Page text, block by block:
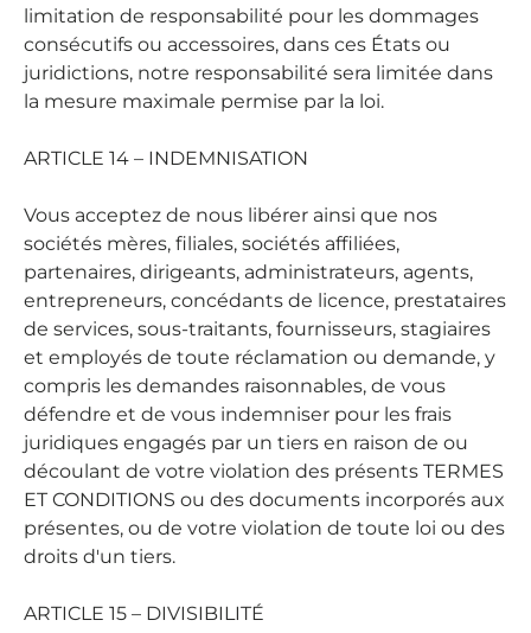
limitation de responsabilité pour les dommages
consécutifs ou accessoires, dans ces États ou
juridictions, notre responsabilité sera limitée dans
la mesure maximale permise par la loi.
ARTICLE 14 – INDEMNISATION
Vous acceptez de nous libérer ainsi que nos
sociétés mères, filiales, sociétés affiliées,
partenaires, dirigeants, administrateurs, agents,
entrepreneurs, concédants de licence, prestataires
de services, sous-traitants, fournisseurs, stagiaires
et employés de toute réclamation ou demande, y
compris les demandes raisonnables, de vous
défendre et de vous indemniser pour les frais
juridiques engagés par un tiers en raison de ou
découlant de votre violation des présents TERMES
ET CONDITIONS ou des documents incorporés aux
présentes, ou de votre violation de toute loi ou des
droits d'un tiers.
ARTICLE 15 – DIVISIBILITÉ